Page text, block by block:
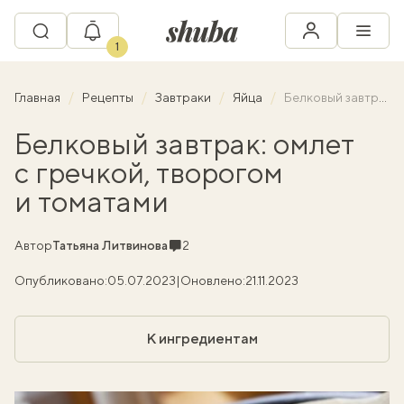
1
Главная Рецепты Завтраки Яйца Белковый завтрак: омлет с гречкой, творогом и томатами
Белковый завтрак: омлет
с гречкой, творогом
и томатами
АвторТатьяна ЛитвиноваКомментарии
2
Опубликовано:05.07.2023|Оновлено:21.11.2023
К ингредиентам